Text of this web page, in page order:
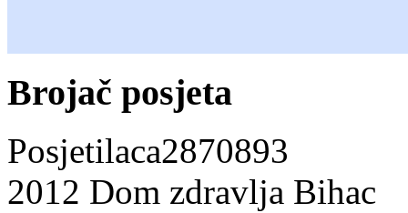
Brojač posjeta
Posjetilaca2870893
2012 Dom zdravlja Bihac